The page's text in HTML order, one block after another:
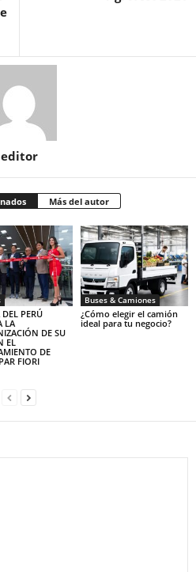
editor
Más del autor
PERÚ
LA
DE SU
EL
DE
FIORI
Buses & Camiones
¿Cómo elegir el camión
ideal para tu negocio?